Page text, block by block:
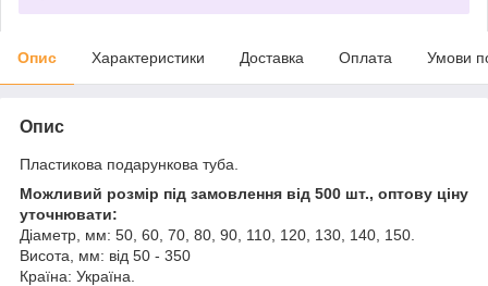
Опис Характеристики Доставка Оплата Умови
Опис
Пластикова подарункова туба.
Можливий розмір під замовлення від 500 шт., оптову ціну
уточнювати:
Діаметр, мм: 50, 60, 70, 80, 90, 110, 120, 130, 140, 150.
Висота, мм: від 50 - 350
Країна: Україна.